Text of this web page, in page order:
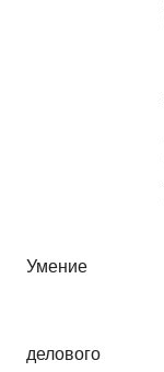
Умение
делового